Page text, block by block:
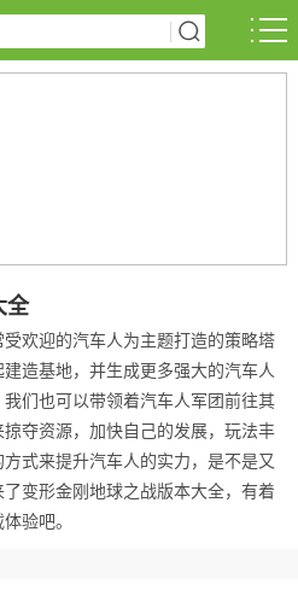
全
欢迎的汽车人为主题打造的策略塔
造基地，并生成更多强大的汽车人
们也可以带领着汽车人军团前往其
夺资源，加快自己的发展，玩法丰
式来提升汽车人的实力，是不是又
变形金刚地球之战版本大全，有着
验吧。